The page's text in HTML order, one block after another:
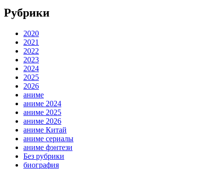
Рубрики
2020
2021
2022
2023
2024
2025
2026
аниме
аниме 2024
аниме 2025
аниме 2026
аниме Китай
аниме сериалы
аниме фэнтези
Без рубрики
биография